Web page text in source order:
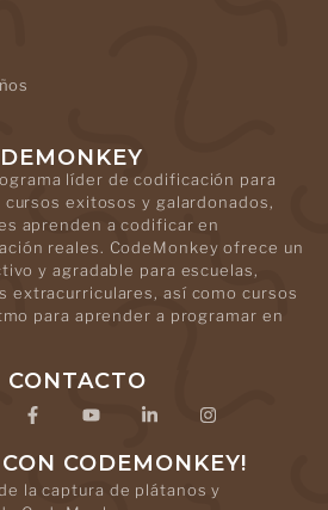
líder de codificación para
exitosos y galardonados,
aprenden a codificar en
reales. CodeMonkey ofrece un
y agradable para escuelas,
extracurriculares, así como cursos
para aprender a programar en
CODEMONKEY!
la captura de plátanos y